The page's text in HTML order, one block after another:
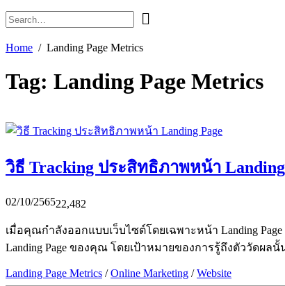
Home Landing Page Metrics
Tag: Landing Page Metrics
วิธี Tracking ประสิทธิภาพหน้า Landing
02/10/256522,482
เมื่อคุณกำลังออกแบบเว็บไซต์โดยเฉพาะหน้า Landing
Landing Page ของคุณ โดยเป้าหมายของการรู้ถึงตัววัดผล
Landing Page Metrics /Online Marketing /Website